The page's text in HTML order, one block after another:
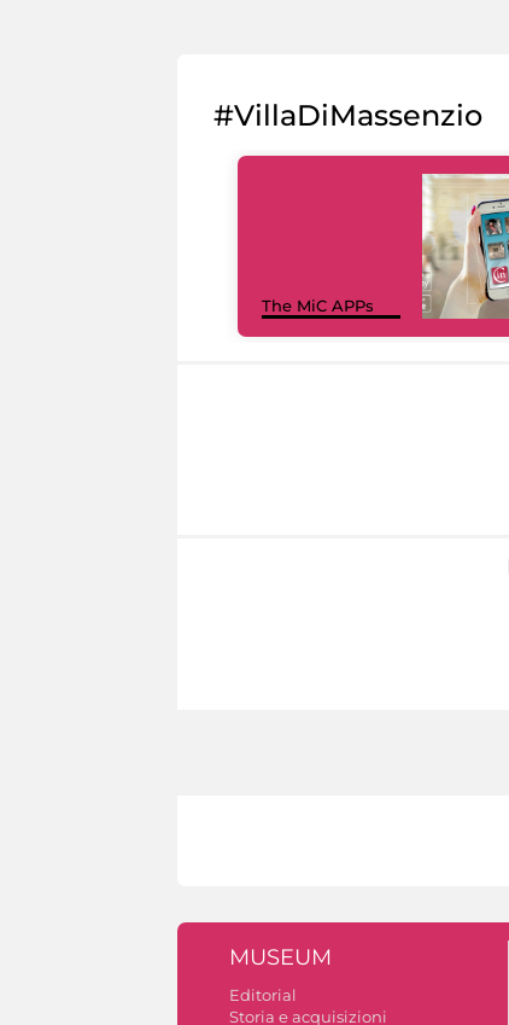
#VillaDiMassenzio
The MiC APPs
MUSEUM
Editorial
Storia e acquisizioni